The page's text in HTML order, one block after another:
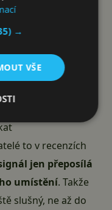
to v recenzích
jen přeposílá
umístění. Takže
slušný, ne až do
→
VŠE